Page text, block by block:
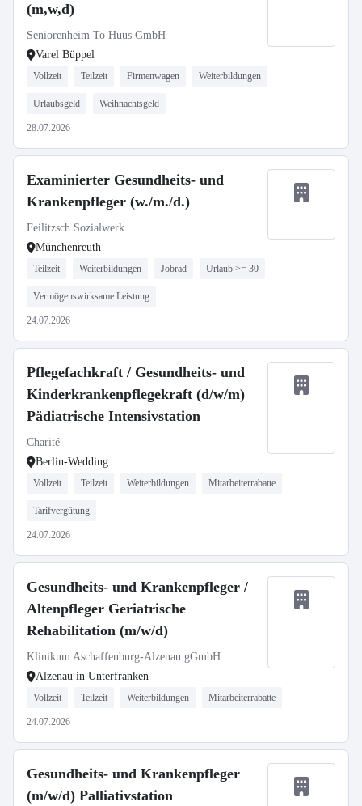
(m,w,d)
Seniorenheim To Huus GmbH
Varel Büppel
Vollzeit Teilzeit Firmenwagen Weiterbildungen
Urlaubsgeld Weihnachtsgeld
28.07.2026
Examinierter Gesundheits- und
Krankenpfleger (w./m./d.)
Feilitzsch Sozialwerk
Münchenreuth
Teilzeit Weiterbildungen Jobrad Urlaub >= 30
Vermögenswirksame Leistung
24.07.2026
Pflegefachkraft / Gesundheits- und
Kinderkrankenpflegekraft (d/w/m)
Pädiatrische Intensivstation
Charité
Berlin-Wedding
Vollzeit Teilzeit Weiterbildungen Mitarbeiterrabatte
Tarifvergütung
24.07.2026
Gesundheits- und Krankenpfleger /
Altenpfleger Geriatrische
Rehabilitation (m/w/d)
Klinikum Aschaffenburg-Alzenau gGmbH
Alzenau in Unterfranken
Vollzeit Teilzeit Weiterbildungen Mitarbeiterrabatte
24.07.2026
Gesundheits- und Krankenpfleger
(m/w/d) Palliativstation